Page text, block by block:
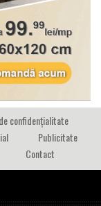
confidențialitate
Publicitate
Contact